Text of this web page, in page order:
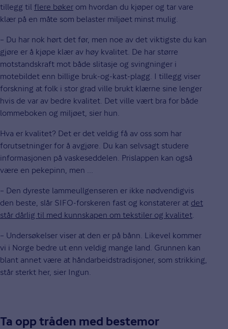
tillegg til flere bøker om hvordan du kjøper og tar vare
klær på en måte som belaster miljøet minst mulig.
– Du har nok hørt det før, men noe av det viktigste du kan
gjøre er å kjøpe klær av høy kvalitet. De har større
motstandskraft mot både slitasje og svingninger i
motebildet enn billige bruk-og-kast-plagg. I tillegg viser
forskning at folk i stor grad ville brukt klærne sine lenger
hvis de var av bedre kvalitet. Det ville vært bra for både
lommeboken og miljøet, sier hun.
Hva er kvalitet? Det er det veldig få av oss som har
forutsetninger for å avgjøre. Du kan selvsagt studere
informasjonen på vaskeseddelen. Prislappen kan også
være en pekepinn, men ...
– Den dyreste lammeullgenseren er ikke nødvendigvis
den beste, slår SIFO-forskeren fast og konstaterer at det
står dårlig til med kunnskapen om tekstiler og kvalitet
– Undersøkelser viser at den er på bånn. Likevel kommer
vi i Norge bedre ut enn veldig mange land. Grunnen kan
blant annet være at håndarbeidstradisjoner, som strikking,
står sterkt her, sier Ingun.
Ta opp tråden med bestemor